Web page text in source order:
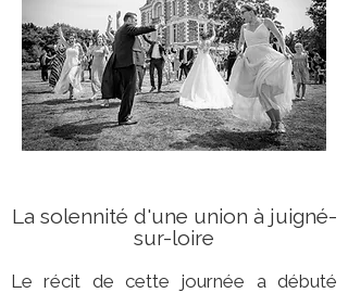
La solennité d'une union à juigné-
sur-loire
Le récit de cette journée a débuté